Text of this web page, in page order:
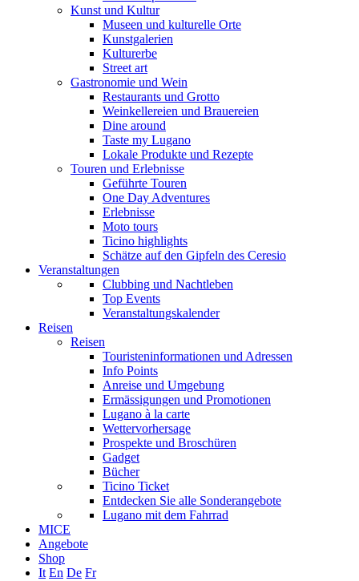
Kunst und Kultur
Museen und kulturelle Orte
Kunstgalerien
Kulturerbe
Street art
Gastronomie und Wein
Restaurants und Grotto
Weinkellereien und Brauereien
Dine around
Taste my Lugano
Lokale Produkte und Rezepte
Touren und Erlebnisse
Geführte Touren
One Day Adventures
Erlebnisse
Moto tours
Ticino highlights
Schätze auf den Gipfeln des Ceresio
Veranstaltungen
Clubbing und Nachtleben
Top Events
Veranstaltungskalender
Reisen
Reisen
Touristeninformationen und Adressen
Info Points
Anreise und Umgebung
Ermässigungen und Promotionen
Lugano à la carte
Wettervorhersage
Prospekte und Broschüren
Gadget
Bücher
Ticino Ticket
Entdecken Sie alle Sonderangebote
Lugano mit dem Fahrrad
MICE
Angebote
Shop
It En De Fr